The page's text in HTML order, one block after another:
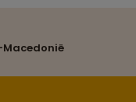
Macedonië